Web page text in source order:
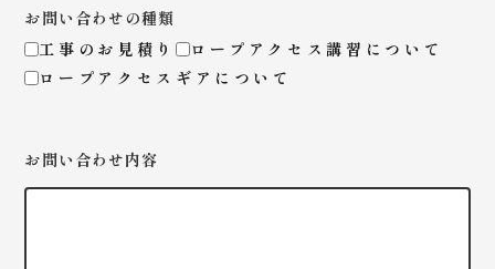
お問い合わせの種類
工事のお見積り
ロープアクセス講習について
ロープアクセスギアについて
お問い合わせ内容